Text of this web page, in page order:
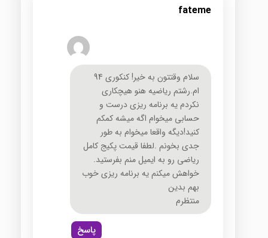
fateme
سلام وقتتون به خیر! کنکوری 94
ام.رشتم ریاضیه هنو هیچکاری
نکردم یه برنامه ریزی درست و
حسابی میخوام اگه میشه کمکم
کنید!دیگه واقعا میخوام به طور
جدی بخونم .لطفا قیمت پکیج کامل
ریاضی رو به ایمیل منم بفرستید.
خواهش میکنم یه برنامه ریزی خوب
بهم بدین
منتظرم
پاسخ